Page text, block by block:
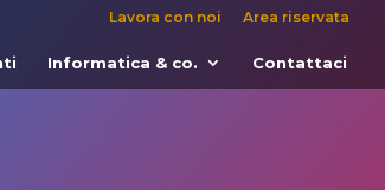
Lavora con noi Area riservata
Informatica & co. Contattaci